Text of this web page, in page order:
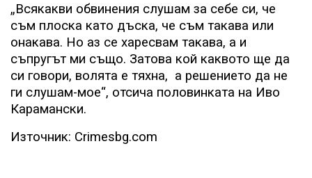
„Всякакви обвинения слушам за себе си, че
съм плоска като дъска, че съм такава или
онакава. Но аз се харесвам такава, а и
съпругът ми също. Затова кой каквото ще да
си говори, волята е тяхна, а решението да не
ги слушам-мое“, отсича половинката на Иво
Карамански.
Източник: Crimesbg.com